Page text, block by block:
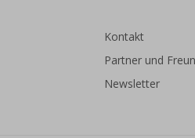
Kontakt
Partner und
Newsletter